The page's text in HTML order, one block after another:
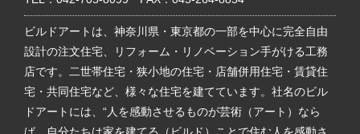
ビルドアートは、神奈川県・東京都の一部を中心に完全自由
設計の注文住宅、リフォーム・リノベーション手がける工務
店です。二世帯住宅・狭小地の住宅・店舗併用住宅・賃貸住
宅・共同住宅など、様々な住宅を建てています。社名のビル
ドアートには、“人を感動させるものが芸術（アート）なら